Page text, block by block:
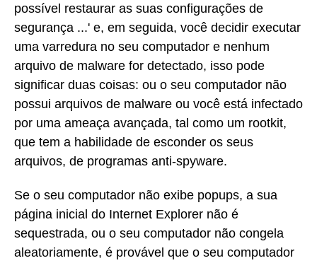
possível restaurar as suas configurações de
segurança ...' e, em seguida, você decidir executar
uma varredura no seu computador e nenhum
arquivo de malware for detectado, isso pode
significar duas coisas: ou o seu computador não
possui arquivos de malware ou você está infectado
por uma ameaça avançada, tal como um rootkit,
que tem a habilidade de esconder os seus
arquivos, de programas anti-spyware.
Se o seu computador não exibe popups, a sua
página inicial do Internet Explorer não é
sequestrada, ou o seu computador não congela
aleatoriamente, é provável que o seu computador